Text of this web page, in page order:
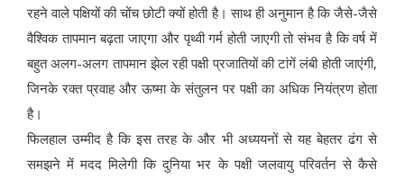
रहने वाले पक्षियों की चोंच छोटी क्यों होती है। साथ ही अनुमान है कि जैसे-जैसे
वैश्विक तापमान बढ़ता जाएगा और पृथ्वी गर्म होती जाएगी तो संभव है कि वर्ष में
बहुत अलग-अलग तापमान झेल रही पक्षी प्रजातियों की टांगें लंबी होती जाएंगी,
जिनके रक्त प्रवाह और ऊष्मा के संतुलन पर पक्षी का अधिक नियंत्रण होता
है।
फिलहाल उम्मीद है कि इस तरह के और भी अध्ययनों से यह बेहतर ढंग से
समझने में मदद मिलेगी कि दुनिया भर के पक्षी जलवायु परिवर्तन से कैसे